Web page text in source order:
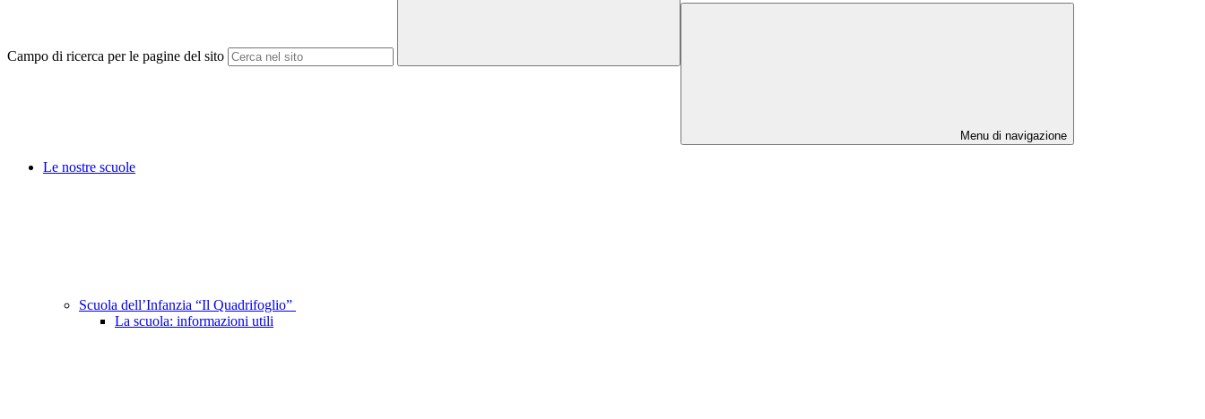
Campo di ricerca per le pagine del sito
Menu di navigazione
Le nostre scuole
Scuola dell’Infanzia “Il Quadrifoglio”
La scuola: informazioni utili